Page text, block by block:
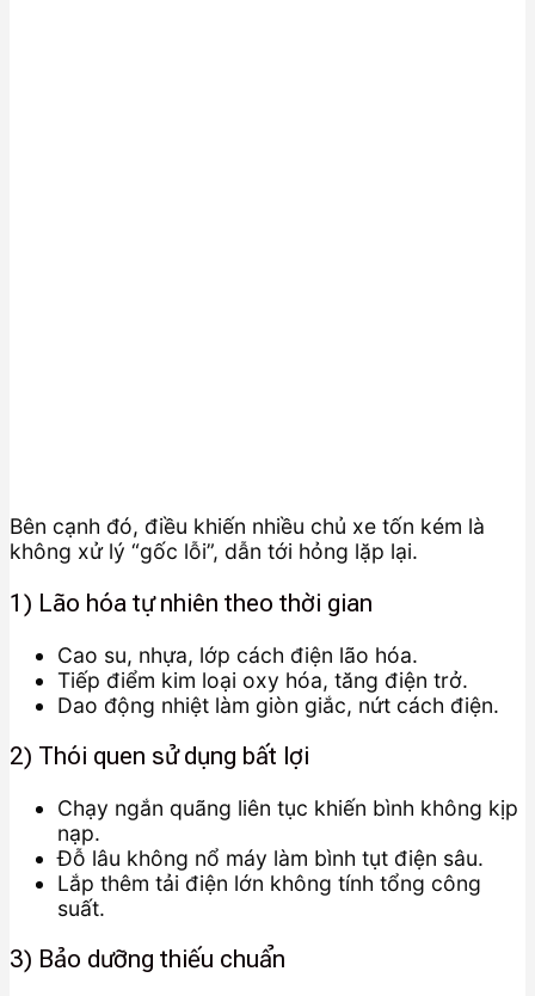
Bên cạnh đó, điều khiến nhiều chủ xe tốn kém là
không xử lý “gốc lỗi”, dẫn tới hỏng lặp lại.
1) Lão hóa tự nhiên theo thời gian
Cao su, nhựa, lớp cách điện lão hóa.
Tiếp điểm kim loại oxy hóa, tăng điện trở.
Dao động nhiệt làm giòn giắc, nứt cách điện.
2) Thói quen sử dụng bất lợi
Chạy ngắn quãng liên tục khiến bình không kịp
nạp.
Đỗ lâu không nổ máy làm bình tụt điện sâu.
Lắp thêm tải điện lớn không tính tổng công
suất.
3) Bảo dưỡng thiếu chuẩn